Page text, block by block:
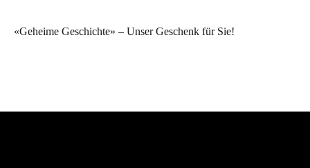
«Geheime Geschichte» – Unser Geschenk für Sie!